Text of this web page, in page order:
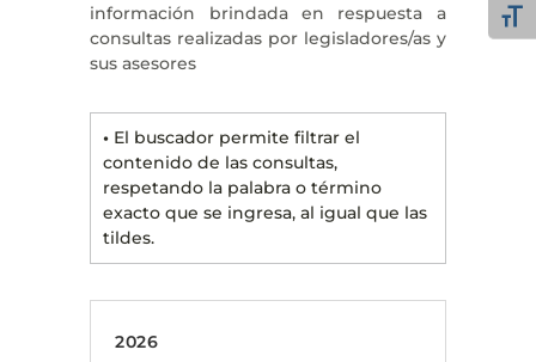
información brindada en respuesta a
consultas realizadas por legisladores/as y
sus asesores
• El buscador permite filtrar el
contenido de las consultas,
respetando la palabra o término
exacto que se ingresa, al igual que las
tildes.
2026